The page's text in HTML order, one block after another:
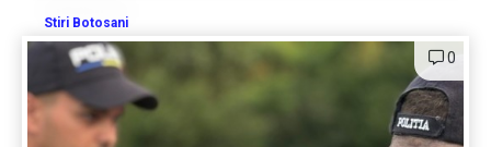
Stiri Botosani
0